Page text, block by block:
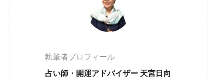
執筆者プロフィール
占い師・開運アドバイザー 天宮日向